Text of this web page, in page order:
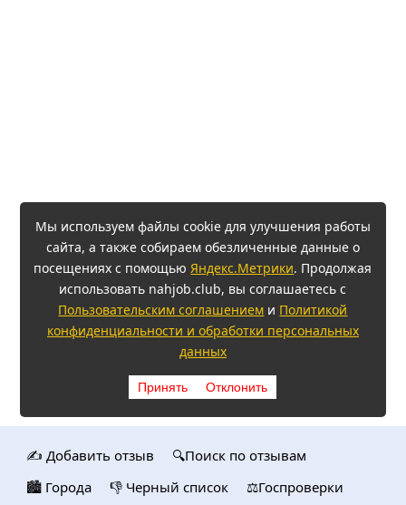
Мы используем файлы cookie для улучшения работы
сайта, а также собираем обезличенные данные о
посещениях с помощью Яндекс.Метрики. Продолжая
использовать nahjob.club, вы соглашаетесь с
Пользовательским соглашением и Политикой
конфиденциальности и обработки персональных
данных
Принять Отклонить
✍️ Добавить отзыв
🔍Поиск по отзывам
🏙️ Городa
👎 Черный список ⚖️Госпроверки